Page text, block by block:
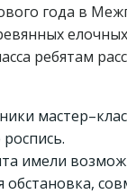
года в
ребятам
имели
обстановка,